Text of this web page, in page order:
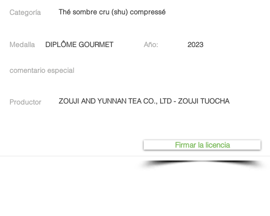
Categoría Thé sombre cru (shu) compressé
Medalla DIPLÔME GOURMET Año: 2023
comentario especial
Productor ZOUJI AND YUNNAN TEA CO., LTD - ZOUJI TUOCHA
Firmar la licencia